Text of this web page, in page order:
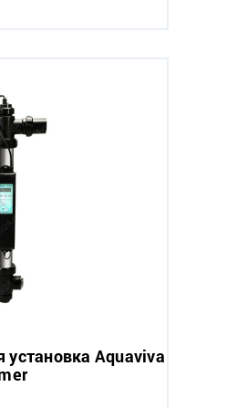
установка Aquaviva